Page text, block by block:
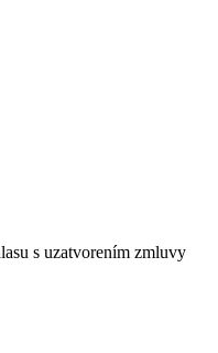
s uzatvorením zmluvy